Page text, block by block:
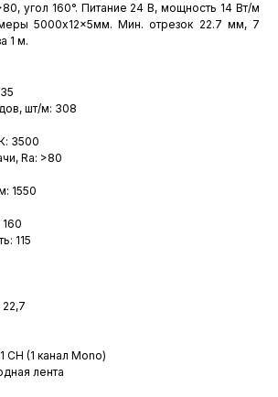
угол 160°. Питание 24 В, мощность 14 Вт/м
5000x12x5мм. Мин. отрезок 22.7 мм, 7
1 м.
шт/м: 308
3500
Ra: >80
1550
115
22,7
CH (1 канал Mono)
лента